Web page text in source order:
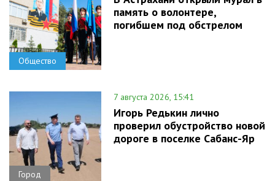
Общество
память о волонтере,
погибшем под обстрелом
Город
7 августа 2026, 15:41
Игорь Редькин лично
проверил обустройство новой
дороге в поселке Сабанс-Яр